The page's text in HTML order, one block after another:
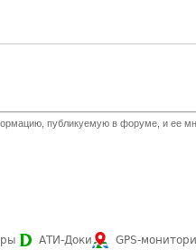
публикуемую в форуме, и ее
АТИ-Доки GPS-